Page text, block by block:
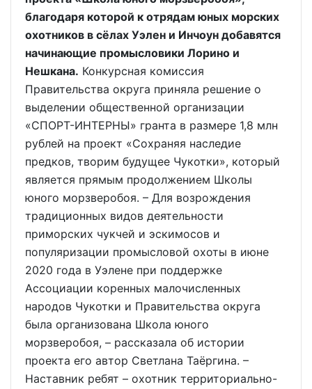
благодаря которой к отрядам юных морских
охотников в сёлах Уэлен и Инчоун добавятся
начинающие промысловики Лорино и
Нешкана. Конкурсная комиссия
Правительства округа приняла решение о
выделении общественной организации
«СПОРТ-ИНТЕРНЫ» гранта в размере 1,8 млн
рублей на проект «Сохраняя наследие
предков, творим будущее Чукотки», который
является прямым продолжением Школы
юного морзверобоя. – Для возрождения
традиционных видов деятельности
приморских чукчей и эскимосов и
популяризации промысловой охоты в июне
2020 года в Уэлене при поддержке
Ассоциации коренных малочисленных
народов Чукотки и Правительства округа
была организована Школа юного
морзверобоя, – рассказала об истории
проекта его автор Светлана Таёргина. –
Наставник ребят – охотник территориально-